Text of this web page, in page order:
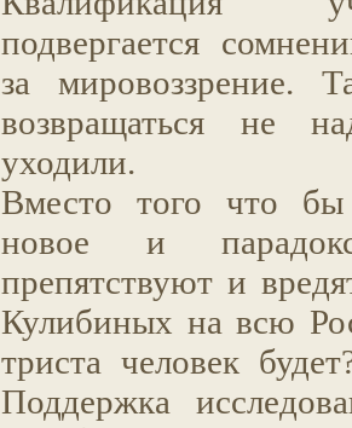
подвергается
за мировоззрение.
возвращаться не
уходили.
Вместо того что
новое и
препятствуют и
Кулибиных на всю
триста человек
Поддержка